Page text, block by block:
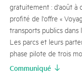
gratuitement : d'août à
profité de l'offre «
transports publics dans
Les parcs et leurs
phase pilote de trois
Communiqué